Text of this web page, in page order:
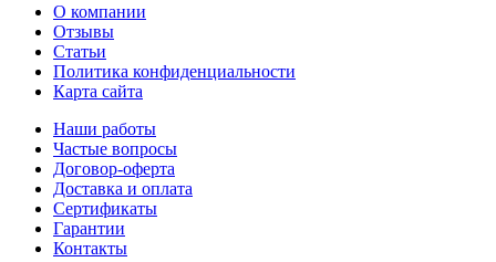
О компании
Отзывы
Статьи
Политика конфиденциальности
Карта сайта
Наши работы
Частые вопросы
Договор-оферта
Доставка и оплата
Сертификаты
Гарантии
Контакты